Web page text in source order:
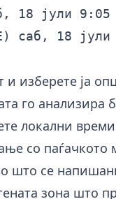
18 јули 9:05
саб, 18 јули
изберете ја
го анализира
локални
со паѓачкото
што се
зона што